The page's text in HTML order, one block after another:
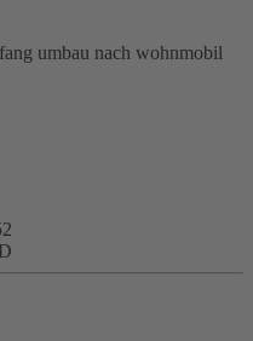
umbau nach wohnmobil